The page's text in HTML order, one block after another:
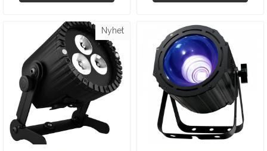
Nyhet